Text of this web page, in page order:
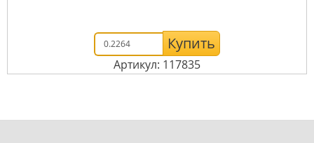
Купить
Артикул: 117835